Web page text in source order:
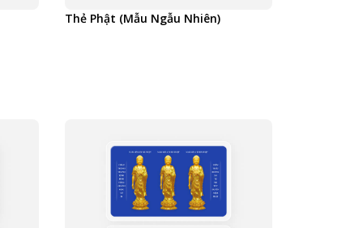
Thẻ Phật (Mẫu Ngẫu Nhiên)